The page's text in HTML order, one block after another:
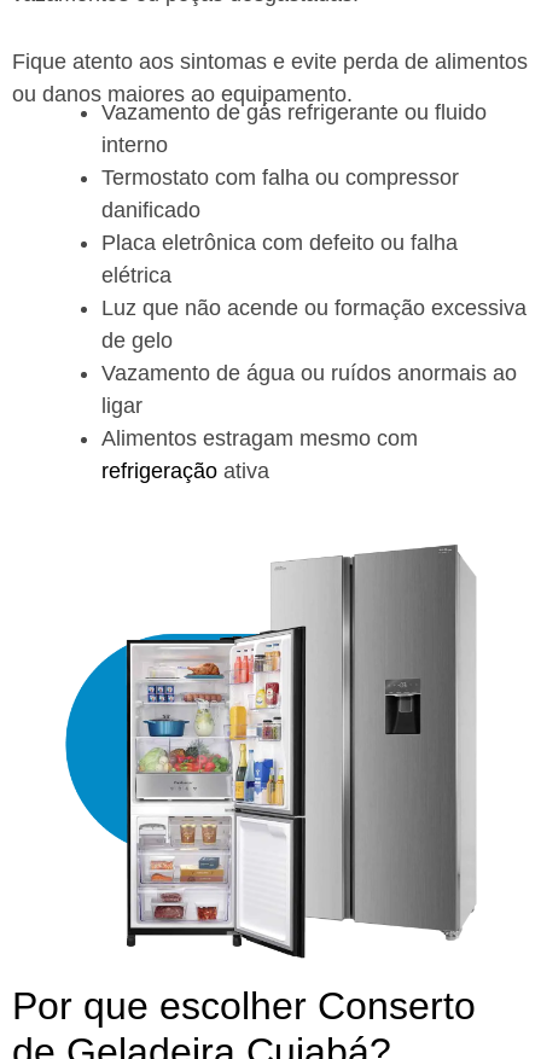
Fique atento aos sintomas e evite perda de alimentos
ou danos maiores ao equipamento.
Vazamento de gás refrigerante ou fluido
interno
Termostato com falha ou compressor
danificado
Placa eletrônica com defeito ou falha
elétrica
Luz que não acende ou formação excessiva
de gelo
Vazamento de água ou ruídos anormais ao
ligar
Alimentos estragam mesmo com
refrigeração ativa
Por que escolher Conserto